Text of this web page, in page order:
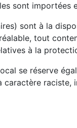
sont importées
sont à la
tout
à la
se réserve
caractère